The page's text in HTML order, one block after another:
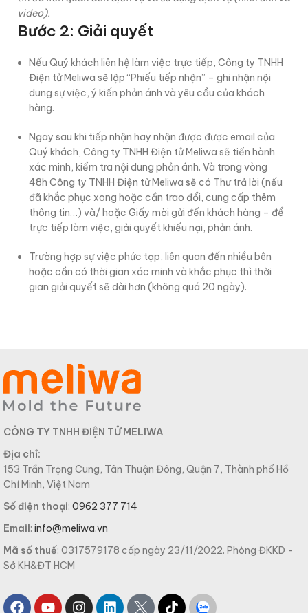
video).
Bước 2: Giải quyết
Nếu Quý khách liên hệ làm việc trực tiếp, Công ty TNHH
Điện tử Meliwa sẽ lập “Phiếu tiếp nhận” – ghi nhận nội
dung sự việc, ý kiến phản ánh và yêu cầu của khách
hàng.
Ngay sau khi tiếp nhận hay nhận được được email của
Quý khách, Công ty TNHH Điện tử Meliwa sẽ tiến hành
xác minh, kiểm tra nội dung phản ánh. Và trong vòng
48h Công ty TNHH Điện tử Meliwa sẽ có Thư trả lời (nếu
đã khắc phục xong hoặc cần trao đổi, cung cấp thêm
thông tin…) và/ hoặc Giấy mời gửi đến khách hàng – để
trực tiếp làm việc, giải quyết khiếu nại, phản ánh.
Trường hợp sự việc phức tạp, liên quan đến nhiều bên
hoặc cần có thời gian xác minh và khắc phục thì thời
gian giải quyết sẽ dài hơn (không quá 20 ngày).
CÔNG TY TNHH ĐIỆN TỬ MELIWA
Địa chỉ:
153 Trần Trọng Cung, Tân Thuận Đông, Quận 7, Thành phố Hồ
Chí Minh, Việt Nam
Số điện thoại: 0962 377 714
Email: info@meliwa.vn
Mã số thuế: 0317579178 cấp ngày 23/11/2022. Phòng ĐKKD -
Sở KH&ĐT HCM